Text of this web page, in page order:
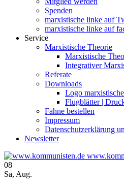
Spenden
marxistische linke auf
marxistische linke auf
Service
Marxistische Theorie
Marxistische
Integrativer
Referate
Downloads
Logo
Flugblätter |
Fahne bestellen
Impressum
Datenschutzerklärung
Newsletter
08
Sa, Aug.